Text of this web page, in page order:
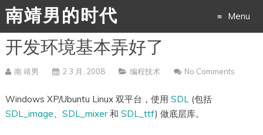
南靖男的时代 Menu
to
开发环境基本弄好了
南 靖男 2 3 月, 2008 编程技术 No Comments
Windows XP/Ubuntu Linux 双平台，使用 SDL (包括
SDL_image
SDL_mixer和 SDL_ttf) 做底层库。